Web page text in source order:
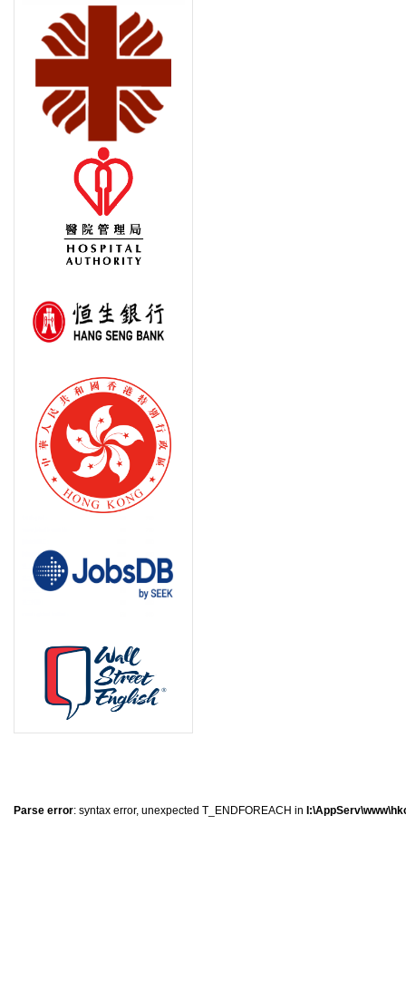
Parse error: syntax error, unexpected T_ENDFOREACH in